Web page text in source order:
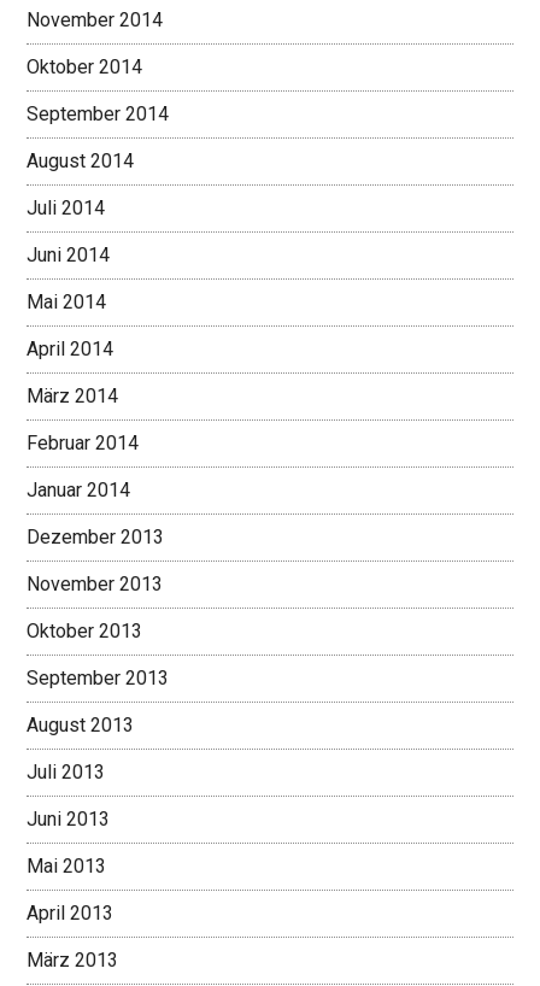
November 2014
Oktober 2014
September 2014
August 2014
Juli 2014
Juni 2014
Mai 2014
April 2014
März 2014
Februar 2014
Januar 2014
Dezember 2013
November 2013
Oktober 2013
September 2013
August 2013
Juli 2013
Juni 2013
Mai 2013
April 2013
März 2013